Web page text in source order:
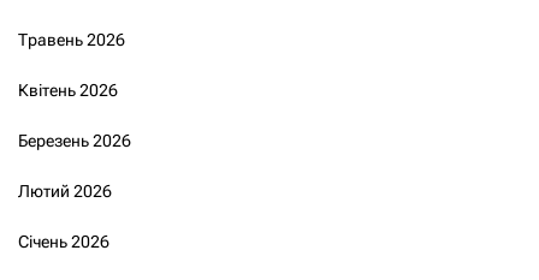
Травень 2026
Квітень 2026
Березень 2026
Лютий 2026
Січень 2026